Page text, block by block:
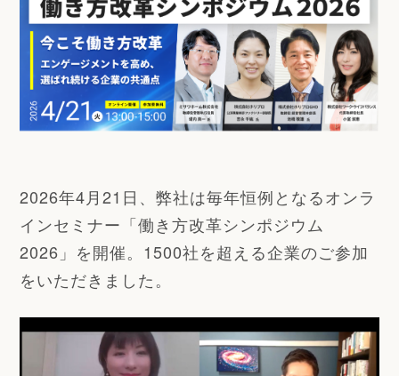
2026年4月21日、弊社は毎年恒例となるオンラ
インセミナー「働き方改革シンポジウム
2026」を開催。1500社を超える企業のご参加
をいただきました。